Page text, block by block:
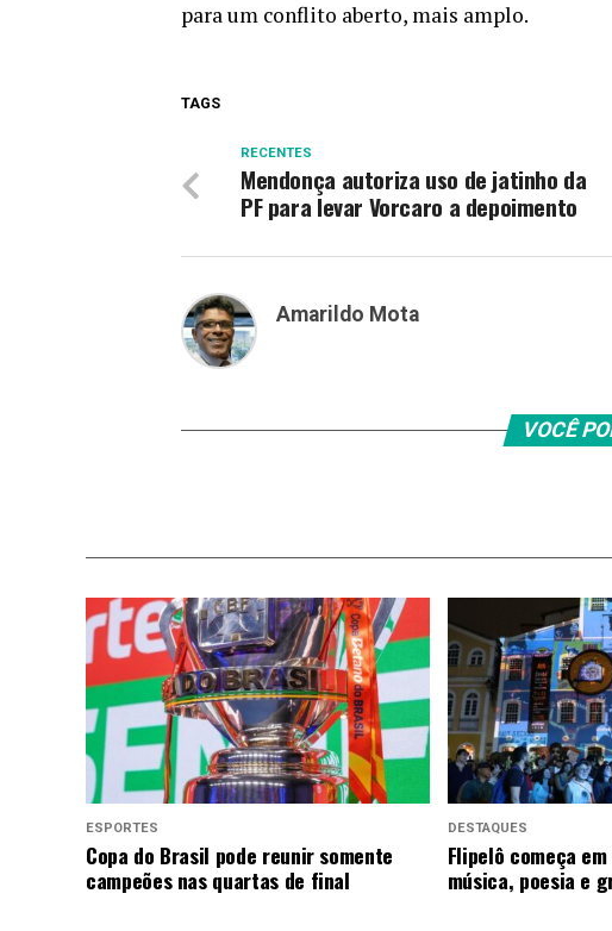
para um conflito aberto, mais amplo.
TAGS
RECENTES
Mendonça autoriza uso de jatinho da
PF para levar Vorcaro a depoimento
Amarildo Mota
VOCÊ
ESPORTES
Copa do Brasil pode reunir somente
campeões nas quartas de final
DESTAQUES
Flipelô começa
música, poesia e